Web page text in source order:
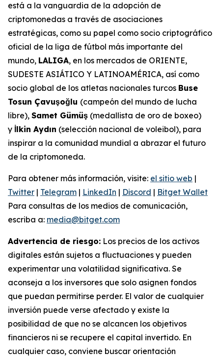
está a la vanguardia de la adopción de
criptomonedas a través de asociaciones
estratégicas, como su papel como socio criptográfico
oficial de la liga de fútbol más importante del
mundo, LALIGA, en los mercados de ORIENTE,
SUDESTE ASIÁTICO Y LATINOAMÉRICA, así como
socio global de los atletas nacionales turcos Buse
Tosun Çavuşoğlu (campeón del mundo de lucha
libre), Samet Gümüş (medallista de oro de boxeo)
y İlkin Aydın (selección nacional de voleibol), para
inspirar a la comunidad mundial a abrazar el futuro
de la criptomoneda.
Para obtener más información, visite: el sitio web |
Twitter | Telegram | LinkedIn | Discord | Bitget Wallet
Para consultas de los medios de comunicación,
escriba a: media@bitget.com
Advertencia de riesgo: Los precios de los activos
digitales están sujetos a fluctuaciones y pueden
experimentar una volatilidad significativa. Se
aconseja a los inversores que solo asignen fondos
que puedan permitirse perder. El valor de cualquier
inversión puede verse afectado y existe la
posibilidad de que no se alcancen los objetivos
financieros ni se recupere el capital invertido. En
cualquier caso, conviene buscar orientación